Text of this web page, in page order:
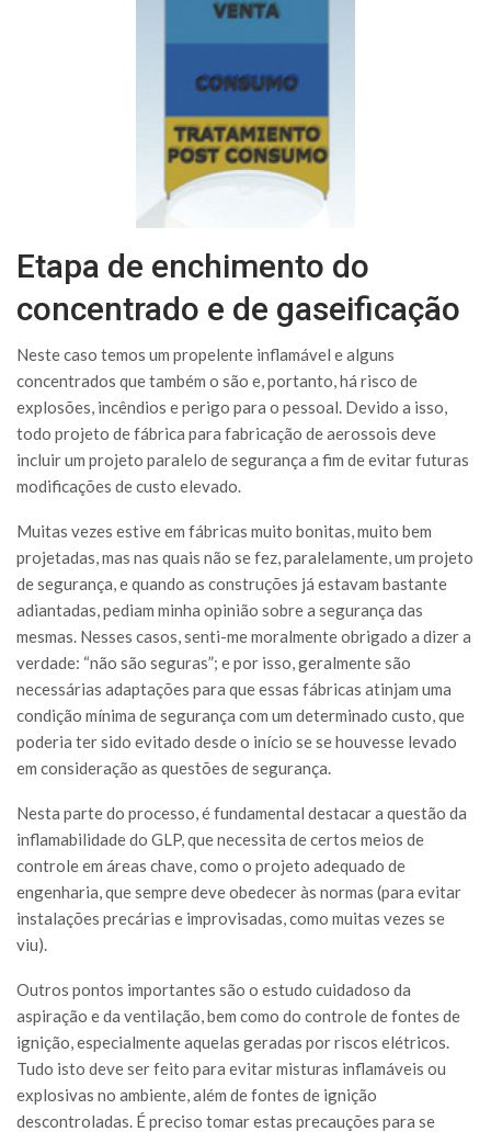
Etapa de enchimento do
concentrado e de gaseificação
Neste caso temos um propelente inflamável e alguns
concentrados que também o são e, portanto, há risco de
explosões, incêndios e perigo para o pessoal. Devido a isso,
todo projeto de fábrica para fabricação de aerossois deve
incluir um projeto paralelo de segurança a fim de evitar futuras
modificações de custo elevado.
Muitas vezes estive em fábricas muito bonitas, muito bem
projetadas, mas nas quais não se fez, paralelamente, um projeto
de segurança, e quando as construções já estavam bastante
adiantadas, pediam minha opinião sobre a segurança das
mesmas. Nesses casos, senti-me moralmente obrigado a dizer a
verdade: “não são seguras”; e por isso, geralmente são
necessárias adaptações para que essas fábricas atinjam uma
condição mínima de segurança com um determinado custo, que
poderia ter sido evitado desde o início se se houvesse levado
em consideração as questões de segurança.
Nesta parte do processo, é fundamental destacar a questão da
inflamabilidade do GLP, que necessita de certos meios de
controle em áreas chave, como o projeto adequado de
engenharia, que sempre deve obedecer às normas (para evitar
instalações precárias e improvisadas, como muitas vezes se
viu).
Outros pontos importantes são o estudo cuidadoso da
aspiração e da ventilação, bem como do controle de fontes de
ignição, especialmente aquelas geradas por riscos elétricos.
Tudo isto deve ser feito para evitar misturas inflamáveis ou
explosivas no ambiente, além de fontes de ignição
descontroladas. É preciso tomar estas precauções para se